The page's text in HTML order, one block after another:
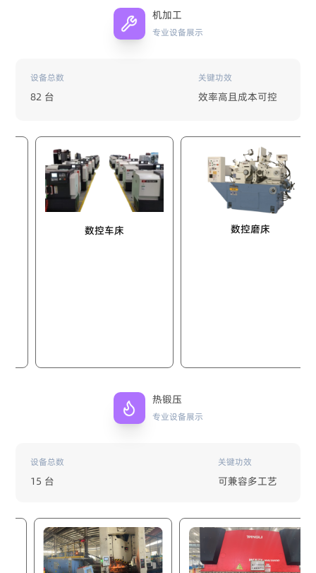
机加工
专业设备展示
设备总数
82 台
关键功效
效率高且成本可控
数控车床 数控磨床
热锻压
专业设备展示
设备总数
15 台
关键功效
可兼容多工艺